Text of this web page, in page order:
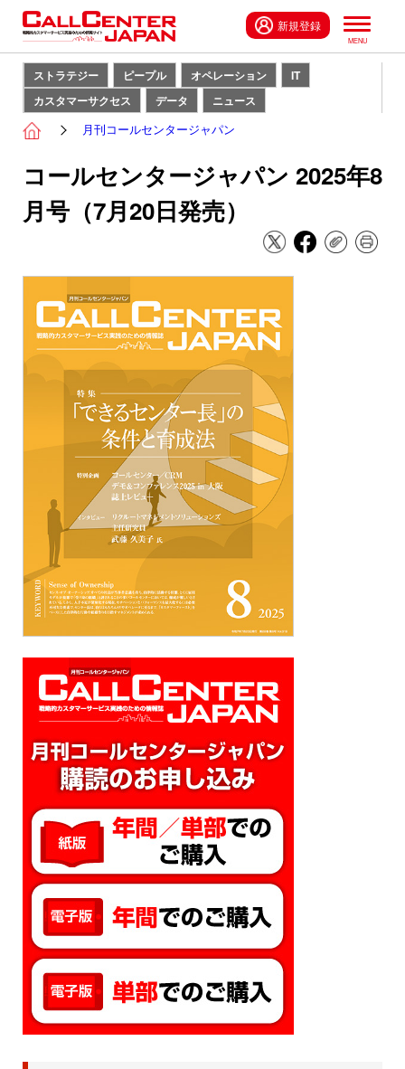
新規登録
ストラテジー ピープル オペレーション
IT
カスタマーサクセス
データ ニュース
月刊コールセンタージャパン
コールセンタージャパン 2025年8
月号（7月20日発売）